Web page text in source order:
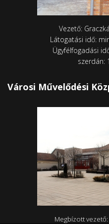
Vezető:
Látogatási idő:
Ügyfélfogadási
szerdán:
Városi Művelődési
Megbízott